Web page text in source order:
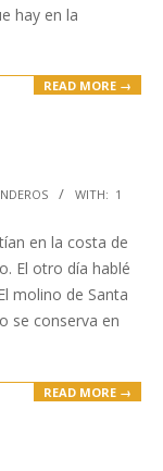
hay en la
READ MORE →
WITH: 1
en la costa de
El otro día hablé
molino de Santa
se conserva en
READ MORE →